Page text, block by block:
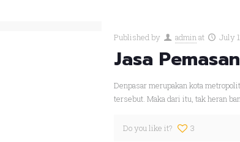
Published by adminat July
Jasa
Denpasar merupakan kota
tersebut. Maka dari itu, tak heran
Do you like it? 3